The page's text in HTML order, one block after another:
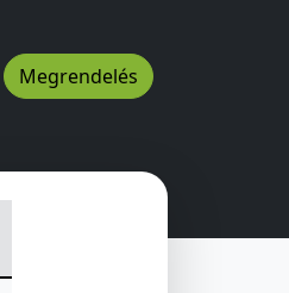
Megrendelés